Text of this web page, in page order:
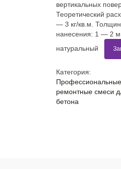
вертикальных
Теоретический
— 3 кг/кв.м.
нанесения: 1 — 2
натуральный
Категория:
Профессиональные
ремонтные смеси
бетона